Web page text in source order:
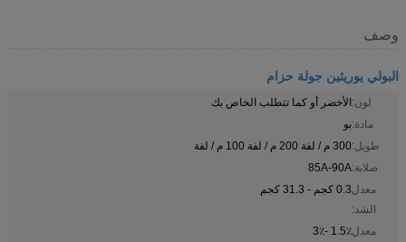
وصف
البولي يوريثين جولة حزام
لون:الأخضر أو ​​كما تتطلب الخاص بك
مادة:بو
طويل:300 م / لفة 200 م / لفة 100 م / لفة
صلابة:85A-90A
معدل
الشد:
0.3 كجم - 31.3 كجم
معدل1.5٪ -3٪